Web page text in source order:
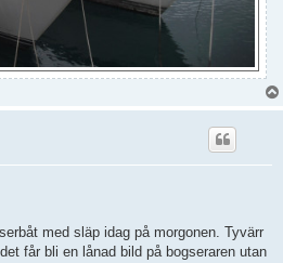
med släp idag på morgonen. Tyvärr
får bli en lånad bild på bogseraren utan